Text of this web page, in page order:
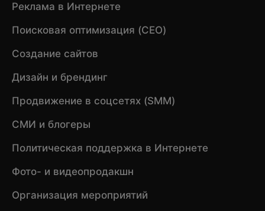
Реклама в Интернете
Поисковая оптимизация (CEO)
Создание сайтов
Дизайн и брендинг
Продвижение в соцсетях (SMM)
СМИ и блогеры
Политическая поддержка в Интернете
Фото- и видеопродакшн
Организация мероприятий